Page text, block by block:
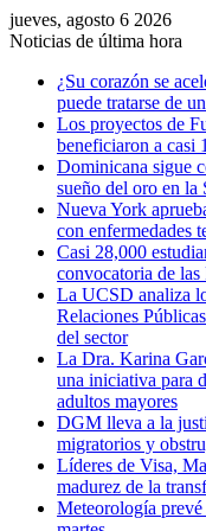
jueves, agosto 6 2026
Noticias de última hora
¿Su corazón se
puede tratarse de
Los proyectos de
beneficiaron a casi
Dominicana sigue
sueño del oro en la
Nueva York
con enfermedades
Casi 28,000
convocatoria de
La UCSD analiza
Relaciones
del sector
La Dra. Karina
una iniciativa para
adultos mayores
DGM lleva a la
migratorios y
Líderes de Visa,
madurez de la
Meteorología prevé